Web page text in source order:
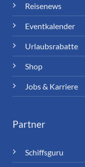
Reisenews
Eventkalender
Urlaubsrabatte
Shop
Jobs & Karriere
Partner
Schiffsguru